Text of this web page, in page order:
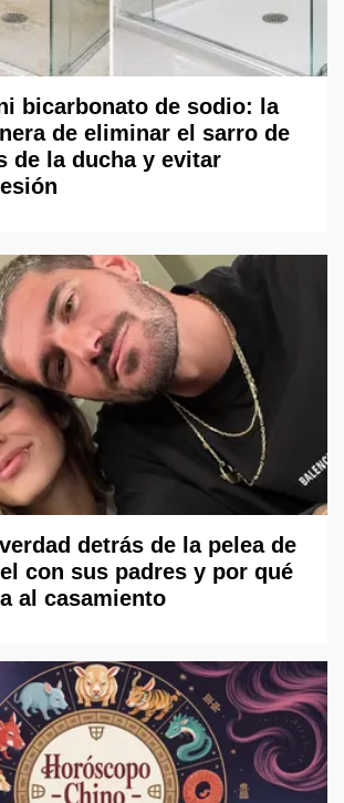
bicarbonato de sodio: la
de eliminar el sarro de
de la ducha y evitar
detrás de la pelea de
con sus padres y por qué
al casamiento